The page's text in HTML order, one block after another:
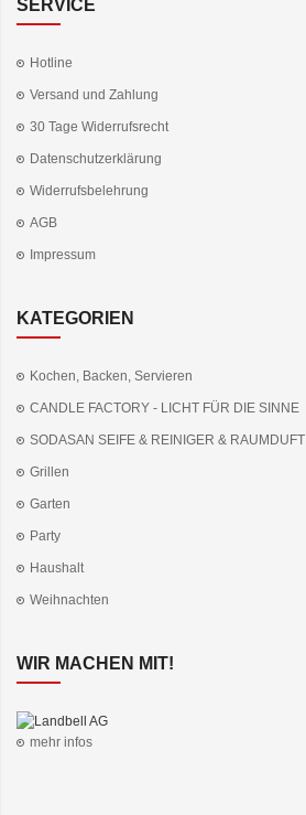
SERVICE
Hotline
Versand und Zahlung
30 Tage Widerrufsrecht
Datenschutzerklärung
Widerrufsbelehrung
AGB
Impressum
KATEGORIEN
Kochen, Backen, Servieren
CANDLE FACTORY - LICHT FÜR DIE SINNE
SODASAN SEIFE & REINIGER & RAUMDUFT
Grillen
Garten
Party
Haushalt
Weihnachten
WIR MACHEN MIT!
mehr infos